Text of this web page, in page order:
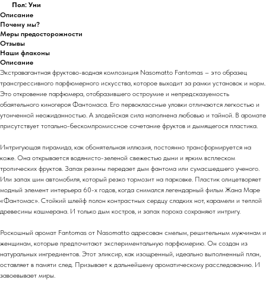
Пол: Уни
Описание
Почему мы?
Меры предосторожности
Отзывы
Наши флаконы
Описание
Экстравагантная фруктово-водная композиция Nasomatto Fantomas – это образец
трансгрессивного парфюмерного искусства, которое выходит за рамки установок и норм.
Это откровение парфюмера, отобразившего остроумие и непредсказуемость
обаятельного киногероя Фантомаса. Его первоклассные уловки отличаются легкостью и
утонченной неожиданностью. А злодейская сила наполнена любовью и тайной. В аромате
присутствует тотально-бескомпромиссное сочетание фруктов и дымящегося пластика.
Интригующая пирамида, как обонятельная иллюзия, постоянно трансформируется на
коже. Она открывается водянисто-зеленой свежестью дыни и ярким всплеском
тропических фруктов. Запах резины передает дым фантома или сумасшедшего ученого.
Или запах шин автомобиля, который резко тормозит на парковке. Пластик олицетворяет
модный элемент интерьера 60-х годов, когда снимался легендарный фильм Жана Маре
«Фантомас». Стойкий шлейф полон контрастных сердцу сладких нот, карамели и теплой
древесины кашмерана. И только дым костров, и запах пороха сохраняют интригу.
Роскошный аромат Fantomas от Nasomatto адресован смелым, решительным мужчинам и
женщинам, которые предпочитают экспериментальную парфюмерию. Он создан из
натуральных ингредиентов. Этот эликсир, как изощренный, идеально выполненный план,
оставляет в памяти след. Призывает к дальнейшему ароматическому расследованию. И
завоевывает миры.